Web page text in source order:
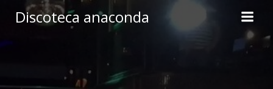
to
Discoteca anaconda